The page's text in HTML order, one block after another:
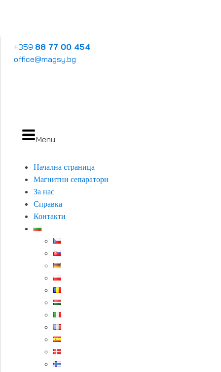
+359 88 77 00 454
office@magsy.bg
Menu
Начална страница
Магнитни сепаратори
За нас
Справка
Контакти